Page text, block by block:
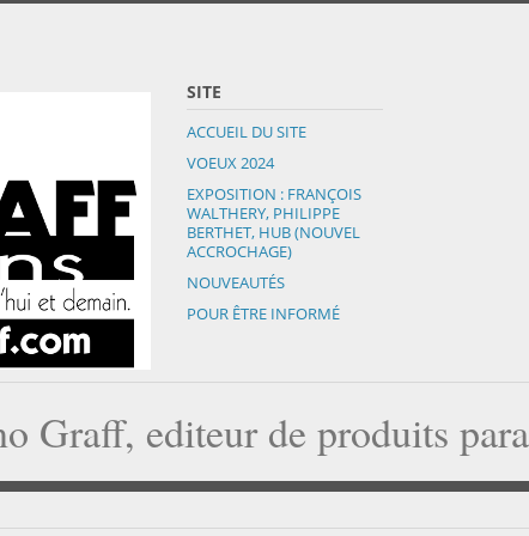
SITE
ACCUEIL DU SITE
VOEUX 2024
EXPOSITION : FRANÇOIS
WALTHERY, PHILIPPE
BERTHET, HUB (NOUVEL
ACCROCHAGE)
NOUVEAUTÉS
POUR ÊTRE INFORMÉ
Graff, editeur de produits